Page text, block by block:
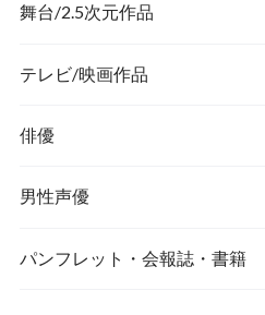
舞台/2.5次元作品
舞台『刀剣乱舞』
ミュージカル『刀剣乱舞』
ミュージカル『テニスの王子
テレビ/映画作品
俳優
男性声優
Kiramune
パンフレット・会報誌・書籍